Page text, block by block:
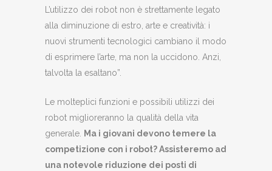
L’utilizzo dei robot non è strettamente legato
alla diminuzione di estro, arte e creatività: i
nuovi strumenti tecnologici cambiano il modo
di esprimere l’arte, ma non la uccidono. Anzi,
talvolta la esaltano”.
Le molteplici funzioni e possibili utilizzi dei
robot miglioreranno la qualità della vita
generale.
Ma i giovani devono temere la
competizione con i robot? Assisteremo ad
una notevole riduzione dei posti di